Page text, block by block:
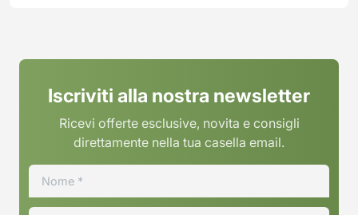
Iscriviti alla nostra newsletter
Ricevi offerte esclusive, novita e consigli
direttamente nella tua casella email.